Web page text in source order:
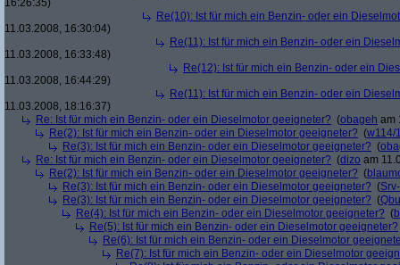
16:26:35)
Re(10): Ist für mich ein Benzin- oder ein
11.03.2008, 16:30:04)
Re(11): Ist für mich ein Benzin- oder ein
11.03.2008, 16:33:48)
Re(12): Ist für mich ein Benzin- oder ein
11.03.2008, 16:44:29)
Re(11): Ist für mich ein Benzin- oder ein
11.03.2008, 18:16:37)
Re: Ist für mich ein Benzin- oder ein Dieselmotor geeigneter? (obageh am
Re(2): Ist für mich ein Benzin- oder ein Dieselmotor geeigneter? (w114/
Re(3): Ist für mich ein Benzin- oder ein Dieselmotor geeigneter? (
Re: Ist für mich ein Benzin- oder ein Dieselmotor geeigneter? (dizo am
Re(2): Ist für mich ein Benzin- oder ein Dieselmotor geeigneter? (
Re(3): Ist für mich ein Benzin- oder ein Dieselmotor geeigneter? (
Re(3): Ist für mich ein Benzin- oder ein Dieselmotor geeigneter? (
Re(4): Ist für mich ein Benzin- oder ein Dieselmotor geeigneter? (
Re(5): Ist für mich ein Benzin- oder ein Dieselmotor geeigneter?
Re(6): Ist für mich ein Benzin- oder ein Dieselmotor
Re(7): Ist für mich ein Benzin- oder ein Dieselmotor